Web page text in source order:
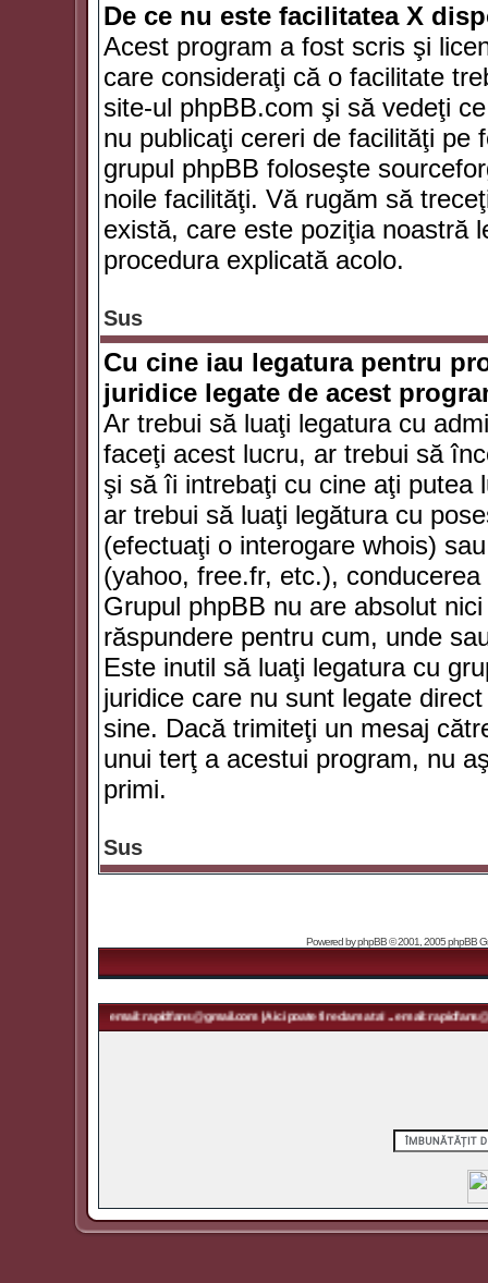
De ce nu este facilitatea X
Acest program a fost scris şi
care consideraţi că o facilitate
site-ul phpBB.com şi să vedeţi
nu publicaţi cereri de facilităţi pe
grupul phpBB foloseşte
noile facilităţi. Vă rugăm să
există, care este poziţia noastră
procedura explicată acolo.
Sus
Cu cine iau legatura pentru
juridice legate de acest
Ar trebui să luaţi legatura cu
faceţi acest lucru, ar trebui să
şi să îi intrebaţi cu cine aţi putea
ar trebui să luaţi legătura cu
(efectuaţi o interogare whois)
(yahoo, free.fr, etc.),
Grupul phpBB nu are absolut
răspundere pentru cum, unde
Este inutil să luaţi legatura cu
juridice care nu sunt legate
sine. Dacă trimiteţi un mesaj
unui terţ a acestui program, nu
primi.
Sus
Powered byphpBB© 2001, 2005 phpBB
... email: rapidfans@gmail.com | Aici poate fi reclama ta! ... email: rapidfans@gmail.com